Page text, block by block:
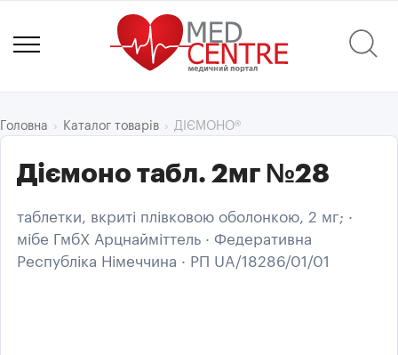
Головна Каталог товарів ДІЄМОНО®
Діємоно табл. 2мг №28
таблетки, вкриті плівковою оболонкою, 2 мг; ·
мібе ГмбХ Арцнайміттель · Федеративна
Республіка Німеччина · РП UA/18286/01/01